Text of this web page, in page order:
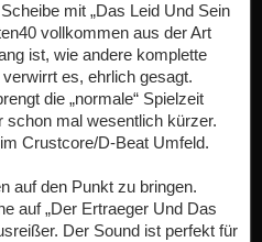
mit „Das Leid Und Sein
vollkommen aus der Art
ist, wie andere komplette
es, ehrlich gesagt.
die „normale“ Spielzeit
schon mal wesentlich kürzer.
Crustcore/D-Beat Umfeld.
auf den Punkt zu bringen.
auf „Der Ertraeger Und Das
Der Sound ist perfekt für